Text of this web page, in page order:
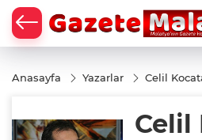
Anasayfa Yazarlar Celil
Celil